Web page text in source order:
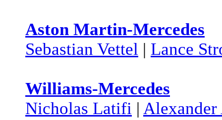
Aston Martin-Mercedes
Sebastian Vettel | Lance
Williams-Mercedes
Nicholas Latifi |